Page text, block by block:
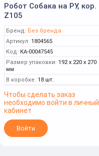
Робот Собака на РУ, кор.
Z105
Бренд: Без бренда
Артикул: 1804565
Код: КА-00047545
Размер упаковки: 192 x 220 x 270
мм
В коробке: 18 шт.
Чтобы сделать заказ
необходимо войти в личный
кабинет
Войти